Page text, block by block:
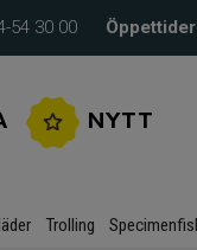
54 30 00 Öppettider
NYTT
Trolling